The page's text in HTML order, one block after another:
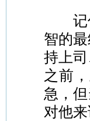
记住
智的
持上
之前
急，
对他